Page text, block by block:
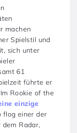
machen
Spielstil und
sich unter
61
führte er
Rookie of the
einzige
flog einer der
Radar,